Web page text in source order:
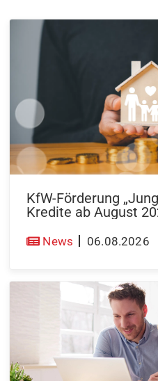
KfW-Förderung
Kredite ab August
News 06.08.2026